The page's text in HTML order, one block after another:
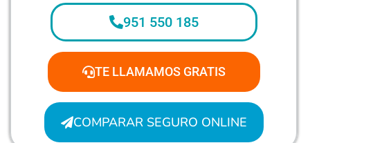
951 550 185
TE LLAMAMOS GRATIS
COMPARAR SEGURO ONLINE